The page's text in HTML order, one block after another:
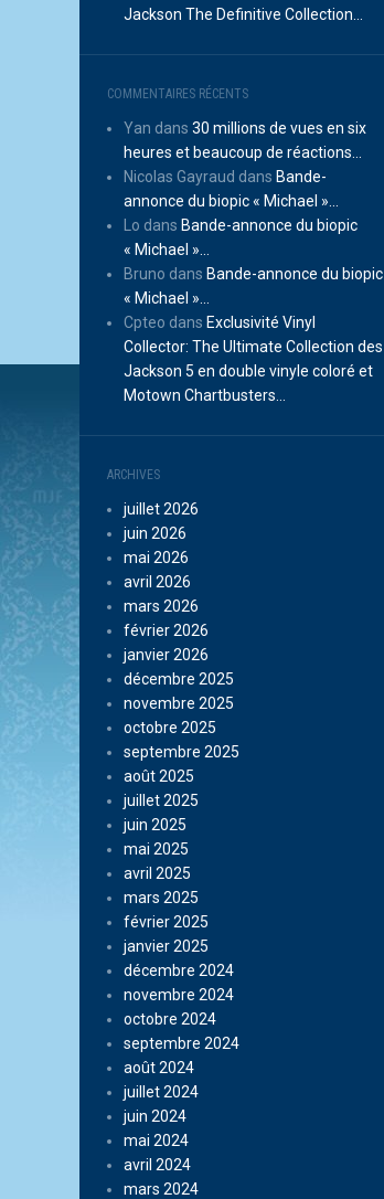
Jackson The Definitive Collection…
COMMENTAIRES RÉCENTS
Yan dans 30 millions de vues en six
heures et beaucoup de réactions…
Nicolas Gayraud dans Bande-
annonce du biopic « Michael »…
Lo dans Bande-annonce du biopic
« Michael »…
Bruno dans Bande-annonce du biopic
« Michael »…
Cpteo dans Exclusivité Vinyl
Collector: The Ultimate Collection des
Jackson 5 en double vinyle coloré et
Motown Chartbusters…
ARCHIVES
juillet 2026
juin 2026
mai 2026
avril 2026
mars 2026
février 2026
janvier 2026
décembre 2025
novembre 2025
octobre 2025
septembre 2025
août 2025
juillet 2025
juin 2025
mai 2025
avril 2025
mars 2025
février 2025
janvier 2025
décembre 2024
novembre 2024
octobre 2024
septembre 2024
août 2024
juillet 2024
juin 2024
mai 2024
avril 2024
mars 2024